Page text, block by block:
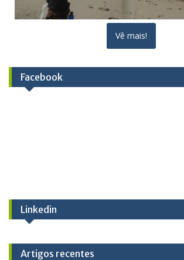
Vê mais!
Facebook
Linkedin
Artigos recentes